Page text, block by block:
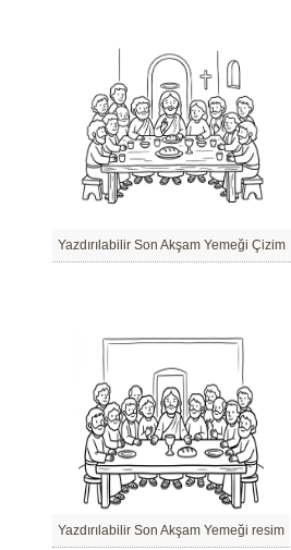
Yazdırılabilir Son Akşam Yemeği Çizim
Yazdırılabilir Son Akşam Yemeği resim